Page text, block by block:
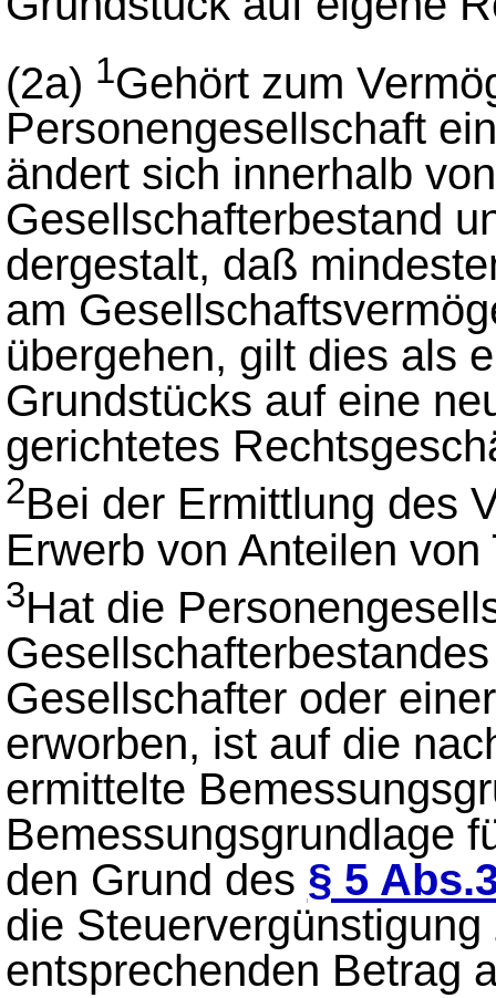
(2a) 1Gehört zum
Personengesellschaft
ändert sich innerhalb
Gesellschafterbestand
dergestalt, daß
am
übergehen, gilt dies als
Grundstücks auf eine
gerichtetes
2Bei der Ermittlung des
Erwerb von Anteilen
3Hat die
Gesellschafter oder
erworben, ist auf die
ermittelte
Bemessungsgrundlage
den Grund des § 5
die
entsprechenden Betrag